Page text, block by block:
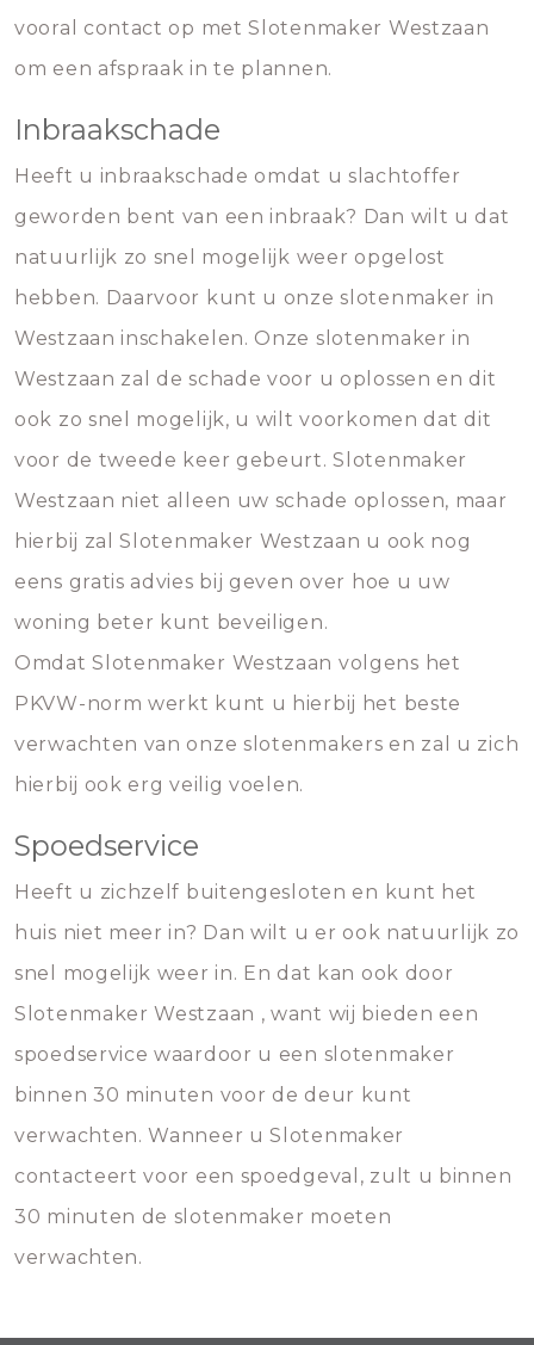
vooral contact op met Slotenmaker Westzaan
om een afspraak in te plannen.
Inbraakschade
Heeft u inbraakschade omdat u slachtoffer
geworden bent van een inbraak? Dan wilt u dat
natuurlijk zo snel mogelijk weer opgelost
hebben. Daarvoor kunt u onze slotenmaker in
Westzaan inschakelen. Onze slotenmaker in
Westzaan zal de schade voor u oplossen en dit
ook zo snel mogelijk, u wilt voorkomen dat dit
voor de tweede keer gebeurt. Slotenmaker
Westzaan niet alleen uw schade oplossen, maar
hierbij zal Slotenmaker Westzaan u ook nog
eens gratis advies bij geven over hoe u uw
woning beter kunt beveiligen.
Omdat Slotenmaker Westzaan volgens het
PKVW-norm werkt kunt u hierbij het beste
verwachten van onze slotenmakers en zal u zich
hierbij ook erg veilig voelen.
Spoedservice
Heeft u zichzelf buitengesloten en kunt het
huis niet meer in? Dan wilt u er ook natuurlijk zo
snel mogelijk weer in. En dat kan ook door
Slotenmaker Westzaan , want wij bieden een
spoedservice waardoor u een slotenmaker
binnen 30 minuten voor de deur kunt
verwachten. Wanneer u Slotenmaker
contacteert voor een spoedgeval, zult u binnen
30 minuten de slotenmaker moeten
verwachten.